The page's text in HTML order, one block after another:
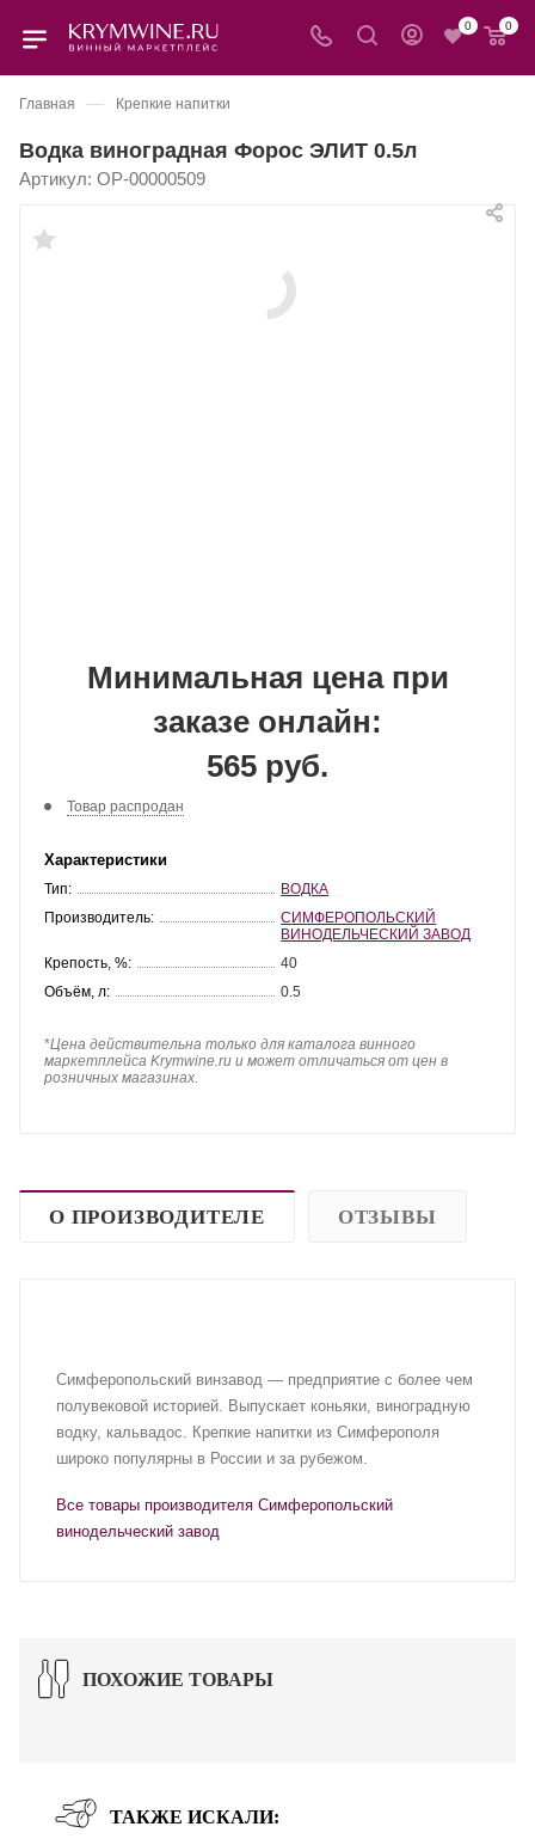
0 0
Главная — Крепкие напитки
Водка виноградная Форос ЭЛИТ 0.5л
Артикул: OP-00000509
Минимальная цена при
заказе онлайн:
565 руб.
Товар распродан
Характеристики
Тип:
ВОДКА
Производитель:
СИМФЕРОПОЛЬСКИЙ
ВИНОДЕЛЬЧЕСКИЙ ЗАВОД
Крепость, %:
40
Объём, л:
0.5
*Цена действительна только для каталога винного
маркетплейса Krymwine.ru и может отличаться от цен в
розничных магазинах.
О ПРОИЗВОДИТЕЛЕ ОТЗЫВЫ
Симферопольский винзавод — предприятие с более чем
полувековой историей. Выпускает коньяки, виноградную
водку, кальвадос. Крепкие напитки из Симферополя
широко популярны в России и за рубежом.
Все товары производителя Симферопольский
винодельческий завод
ПОХОЖИЕ ТОВАРЫ
ТАКЖЕ ИСКАЛИ: